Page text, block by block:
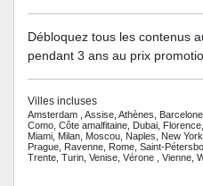
Débloquez tous les contenus
pendant 3 ans au prix
Villes incluses
Amsterdam , Assise, Athènes,
Como, Côte amalfitaine, Dubai,
Miami, Milan, Moscou, Naples, New
Prague, Ravenne, Rome, Saint-
Trente, Turin, Venise, Vérone , Vienne,